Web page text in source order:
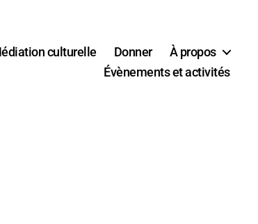
culturelle Donner
À propos
Évènements et activités